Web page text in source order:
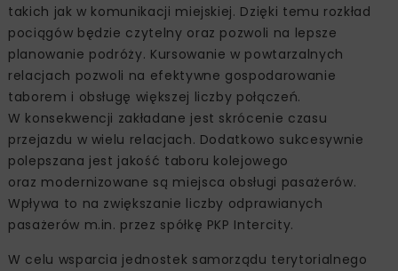
takich jak w komunikacji miejskiej. Dzięki temu rozkład
pociągów będzie czytelny oraz pozwoli na lepsze
planowanie podróży. Kursowanie w powtarzalnych
relacjach pozwoli na efektywne gospodarowanie
taborem i obsługę większej liczby połączeń.
W konsekwencji zakładane jest skrócenie czasu
przejazdu w wielu relacjach. Dodatkowo sukcesywnie
polepszana jest jakość taboru kolejowego
oraz modernizowane są miejsca obsługi pasażerów.
Wpływa to na zwiększanie liczby odprawianych
pasażerów m.in. przez spółkę PKP Intercity.
W celu wsparcia jednostek samorządu terytorialnego